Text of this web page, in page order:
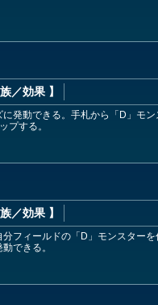
／効果 】
発動できる。手札から「D」モ
プする。
／効果 】
フィールドの「D」モンスター
できる。